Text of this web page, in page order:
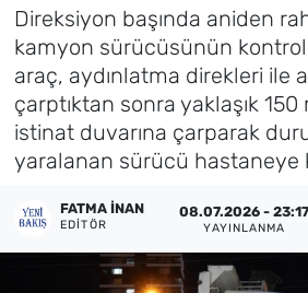
Direksiyon başında aniden
kamyon sürücüsünün
araç, aydınlatma direkleri ile
çarptıktan sonra yaklaşık
istinat duvarına çarparak
yaralanan sürücü hastaneye
FATMA İNAN
EDITÖR
08.07.2026 - 23:17
YAYINLANMA
Foto Galeri
Künye
İletişim